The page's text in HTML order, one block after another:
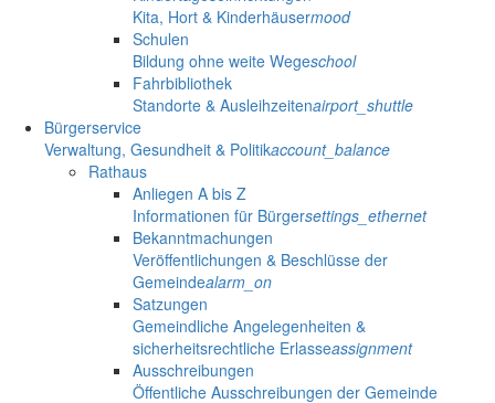
Kita, Hort & Kinderhäusermood
Schulen
Bildung ohne weite Wegeschool
Fahrbibliothek
Standorte & Ausleihzeitenairport_shuttle
Bürgerservice
Verwaltung, Gesundheit & Politikaccount_balance
Rathaus
Anliegen A bis Z
Informationen für Bürgersettings_ethernet
Bekanntmachungen
Veröffentlichungen & Beschlüsse der
Gemeindealarm_on
Satzungen
Gemeindliche Angelegenheiten &
sicherheitsrechtliche Erlasseassignment
Ausschreibungen
Öffentliche Ausschreibungen der Gemeinde